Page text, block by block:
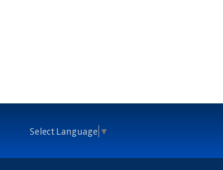
Select Language ▼